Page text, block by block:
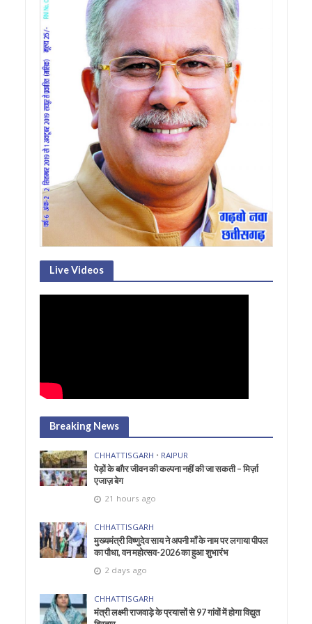
Live Videos
Breaking News
CHHATTISGARH • RAIPUR
पेड़ों के बग़ैर जीवन की कल्पना नहीं की जा सकती – मिर्ज़ा
एजाज़ बेग
21 hours ago
CHHATTISGARH
मुख्यमंत्री विष्णुदेव साय ने अपनी माँ के नाम पर लगाया पीपल
का पौधा, वन महोत्सव-2026 का हुआ शुभारंभ
2 days ago
CHHATTISGARH
मंत्री लक्ष्मी राजवाड़े के प्रयासों से 97 गांवों में होगा विद्युत